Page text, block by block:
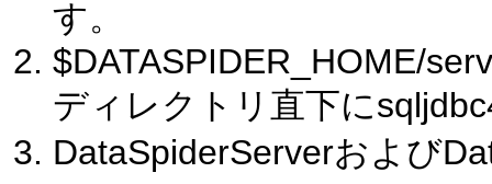
す。
$DATASPIDER_HOME/
ディレクトリ直下に
DataSpiderServerおよび